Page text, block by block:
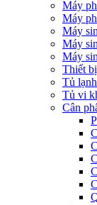
Máy
Máy
Máy
Máy
Máy
Thiết
Tủ
Tủ vi
Cân